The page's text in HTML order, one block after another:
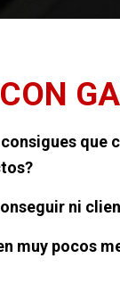
que
ni
muy pocos